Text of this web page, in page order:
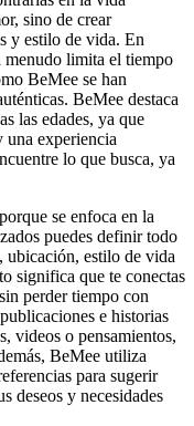
sino de crear
y estilo de vida. En
menudo limita el tiempo
BeMee se han
BeMee destaca
las edades, ya que
una experiencia
lo que busca, ya
se enfoca en la
puedes definir todo
ubicación, estilo de vida
significa que te conectas
perder tiempo con
e historias
videos o pensamientos,
BeMee utiliza
para sugerir
deseos y necesidades